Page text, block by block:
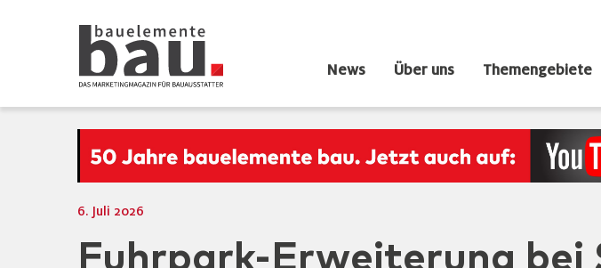
News Über uns Themengebiete
6. Juli 2026
Fuhrpark-Erweiterung bei